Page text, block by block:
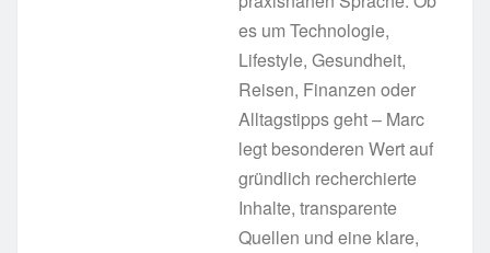
es um Technologie,
Lifestyle, Gesundheit,
Reisen, Finanzen oder
Alltagstipps geht – Marc
legt besonderen Wert auf
gründlich recherchierte
Inhalte, transparente
Quellen und eine klare,